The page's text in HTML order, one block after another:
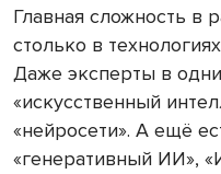
Главная сложность в
столько в
Даже эксперты в
«искусственный
«нейросети». А ещё
«генеративный ИИ»,